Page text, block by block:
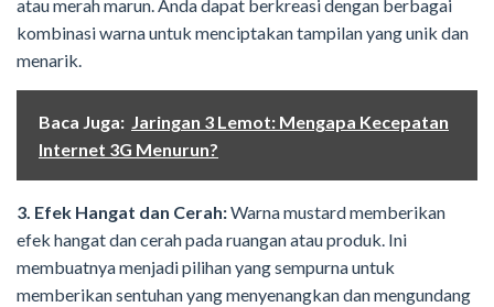
atau merah marun. Anda dapat berkreasi dengan berbagai
kombinasi warna untuk menciptakan tampilan yang unik dan
menarik.
Baca Juga: Jaringan 3 Lemot: Mengapa Kecepatan
Internet 3G Menurun?
3. Efek Hangat dan Cerah:Warna mustard memberikan
efek hangat dan cerah pada ruangan atau produk. Ini
membuatnya menjadi pilihan yang sempurna untuk
memberikan sentuhan yang menyenangkan dan mengundang